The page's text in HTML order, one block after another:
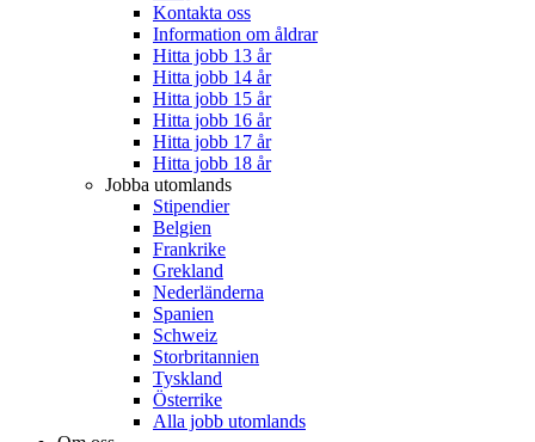
Kontakta oss
Information om åldrar
Hitta jobb 13 år
Hitta jobb 14 år
Hitta jobb 15 år
Hitta jobb 16 år
Hitta jobb 17 år
Hitta jobb 18 år
Jobba utomlands
Stipendier
Belgien
Frankrike
Grekland
Nederländerna
Spanien
Schweiz
Storbritannien
Tyskland
Österrike
Alla jobb utomlands